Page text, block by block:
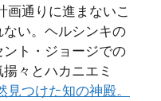
画通りに進まないこ
い。ヘルシンキの
ト・ジョージでの
々とハカニエミ
見つけた知の神殿。